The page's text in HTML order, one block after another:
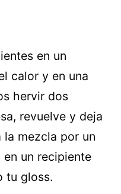
en un
calor y en una
hervir dos
revuelve y deja
la mezcla por un
un recipiente
tu gloss.